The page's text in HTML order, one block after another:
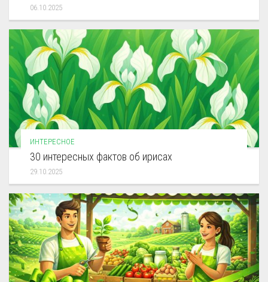
06.10.2025
ИНТЕРЕСНОЕ
30 интересных фактов об ирисах
29.10.2025